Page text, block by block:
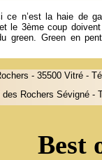
-35500 Vitré -
des Rochers Sévigné -
ce n’est la haie de
le 3ème coup
green. Green en
Best